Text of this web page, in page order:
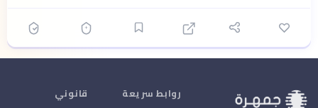
روابط سريعة قانوني